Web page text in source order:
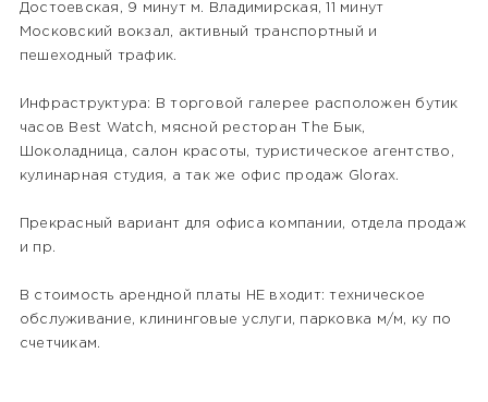
Достоевская, 9 минут м. Владимирская, 11 минут
Московский вокзал, активный транспортный и
пешеходный трафик.
Инфраструктура: В торговой галерее расположен бутик
часов Best Watch, мясной ресторан The Бык,
Шоколадница, салон красоты, туристическое агентство,
кулинарная студия, а так же офис продаж Glorax.
Прекрасный вариант для офиса компании, отдела продаж
и пр.
В стоимость арендной платы НЕ входит: техническое
обслуживание, клининговые услуги, парковка м/м, ку по
счетчикам.